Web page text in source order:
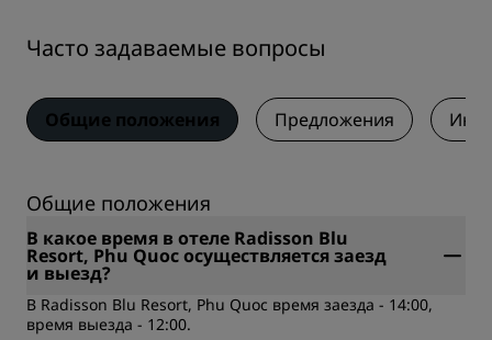
Часто задаваемые вопросы
Общие положения Предложения
Общие положения
В какое время в отеле Radisson Blu
Resort, Phu Quoc осуществляется заезд
и выезд?
В Radisson Blu Resort, Phu Quoc время заезда - 14:00,
время выезда - 12:00.